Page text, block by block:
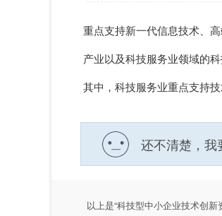
重点支持新一代信息技术、
产业以及科技服务业领域的科
其中，科技服务业重点支持
还不清楚，我
以上是“科技型中小企业技术创